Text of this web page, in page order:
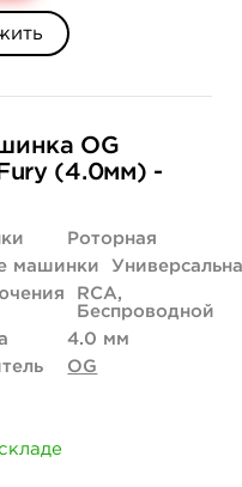
OG
(4.0мм) -
Роторная
машинки
RCA,
Беспроводной
4.0 мм
OG